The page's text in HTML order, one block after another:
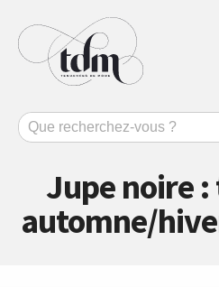
Jupe noire
automne/